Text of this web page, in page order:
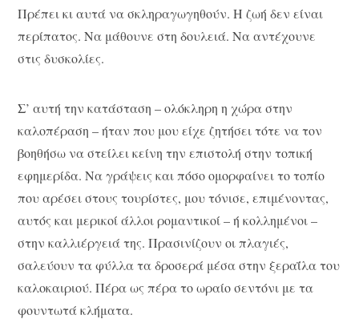
Πρέπει κι αυτά να σκληραγωγηθούν. Η ζωή δεν είναι
περίπατος. Να μάθουνε στη δουλειά. Να αντέχουνε
στις δυσκολίες.
Σ’ αυτή την κατάσταση – ολόκληρη η χώρα στην
καλοπέραση – ήταν που μου είχε ζητήσει τότε να τον
βοηθήσω να στείλει κείνη την επιστολή στην τοπική
εφημερίδα. Να γράψεις και πόσο ομορφαίνει το τοπίο
που αρέσει στους τουρίστες, μου τόνισε, επιμένοντας,
αυτός και μερικοί άλλοι ρομαντικοί – ή κολλημένοι –
στην καλλιέργειά της. Πρασινίζουν οι πλαγιές,
σαλεύουν τα φύλλα τα δροσερά μέσα στην ξεραΐλα του
καλοκαιριού. Πέρα ως πέρα το ωραίο σεντόνι με τα
φουντωτά κλήματα.